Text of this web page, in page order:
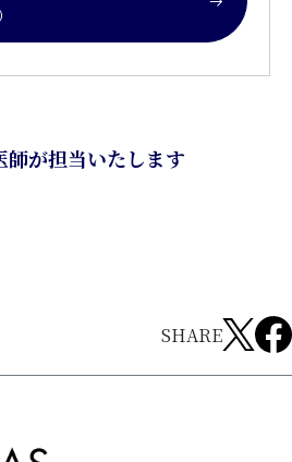
師が担当いたします
SHARE